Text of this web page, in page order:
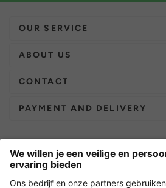
OUR SERVICE
ABOUT US
CONTACT
PAYMENT AND DELIVERY
Nederland